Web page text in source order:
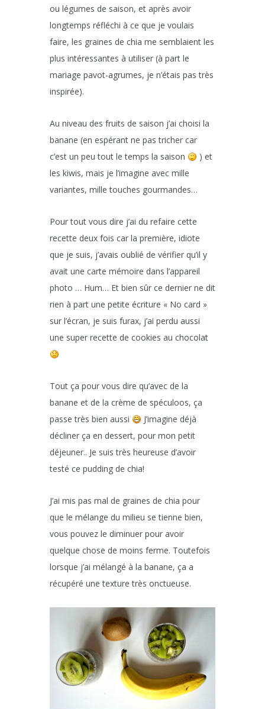
ou légumes de saison, et après avoir
longtemps réfléchi à ce que je voulais
faire, les graines de chia me semblaient les
plus intéressantes à utiliser (à part le
mariage pavot-agrumes, je n’étais pas très
inspirée).
Au niveau des fruits de saison j’ai choisi la
banane (en espérant ne pas tricher car
c’est un peu tout le temps la saison
) et
les kiwis, mais je l’imagine avec mille
variantes, mille touches gourmandes…
Pour tout vous dire j’ai du refaire cette
recette deux fois car la première, idiote
que je suis, j’avais oublié de vérifier qu’il y
avait une carte mémoire dans l’appareil
photo … Hum… Et bien sûr ce dernier ne dit
rien à part une petite écriture « No card »
sur l’écran, je suis furax, j’ai perdu aussi
une super recette de cookies au chocolat
Tout ça pour vous dire qu’avec de la
banane et de la crème de spéculoos, ça
passe très bien aussi
J’imagine déjà
décliner ça en dessert, pour mon petit
déjeuner.. Je suis très heureuse d’avoir
testé ce pudding de chia!
J’ai mis pas mal de graines de chia pour
que le mélange du milieu se tienne bien,
vous pouvez le diminuer pour avoir
quelque chose de moins ferme. Toutefois
lorsque j’ai mélangé à la banane, ça a
récupéré une texture très onctueuse.